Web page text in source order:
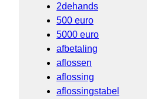
2dehands
500 euro
5000 euro
afbetaling
aflossen
aflossing
aflossingstabel